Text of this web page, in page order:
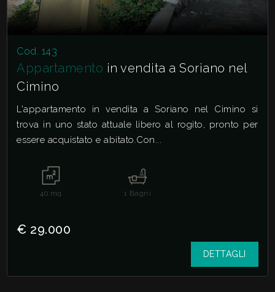
Cod. 143
Appartamento in vendita a Soriano nel
Cimino
L'appartamento in vendita a Soriano nel Cimino si
trova in uno stato attuale libero al rogito, pronto per
essere acquistato e abitato.Con...
40 mq 1 Bagni
€ 29.000
DETTAGLI